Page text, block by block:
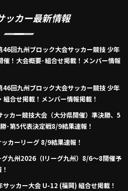
ッカー最新情報
回九州ブロック大会サッカー競技 少年
！大会概要･組合せ掲載！メンバー情報
回九州ブロック大会サッカー競技 少年
合せ掲載！メンバー情報掲載！
カー競技大会（大分県開催）準決勝、5
･第5代表決定戦8/9結果速報！
カーリーグ 8/9結果速報！
グ九州2026（Iリーグ九州）8/6～8開催予
ッカー大会 U-12 (福岡) 組合せ掲載！